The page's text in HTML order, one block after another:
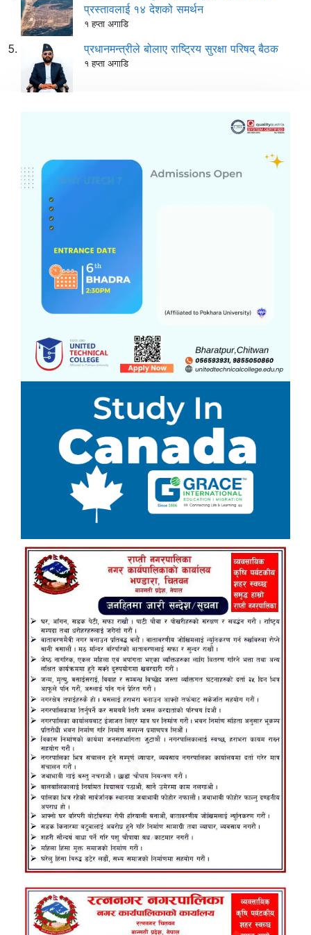
प्रस्तावलाई १४ देशको समर्थन
१ हप्ता अगाडि
प्रधानमन्त्रीले बोलाए राष्ट्रिय सुरक्षा परिषद् बैठक
१ हप्ता अगाडि